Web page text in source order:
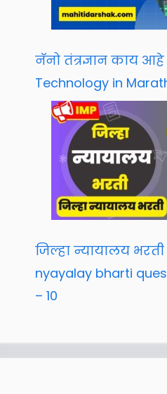
नॅनो तंत्रज्ञान काय आहे
Technology in
जिल्हा न्यायालय
nyayalay bharti
– 10